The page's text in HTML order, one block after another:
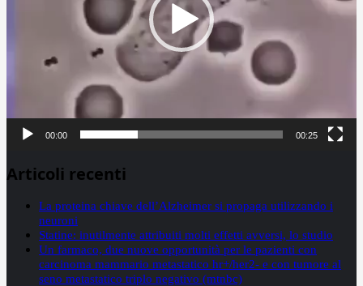
00:00 00:25
Articoli recenti
La proteina chiave dell’Alzheimer si propaga utilizzando i
neuroni
Statine: inutilmente attribuiti molti effetti avversi, lo studio
Un farmaco, due nuove opportunità per le pazienti con
carcinoma mammario metastatico hr+/her2- e con tumore al
seno metastatico triplo negativo (mtnbc)